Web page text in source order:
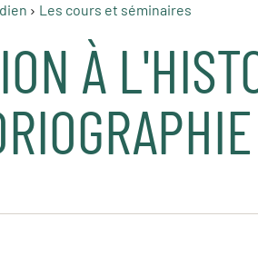
Les cours et séminaires
À